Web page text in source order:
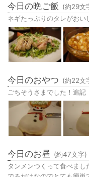
今日の晩ご飯 (約29文
ネギたっぷりのタレがおい
今日のおやつ (約22文
ごちそうさまでした！追記
今日のお昼 (約47文字)
タンメンつくって食べま